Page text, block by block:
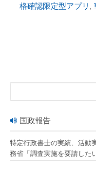
格確認限定型アプリ ,
国政報告
特定行政書士の実績、活
務省「調査実施を要請した